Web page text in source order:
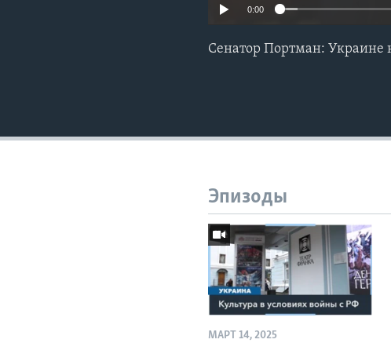
0:00
Сенатор Портман: Украине
Эпизоды
МАРТ 14, 2025